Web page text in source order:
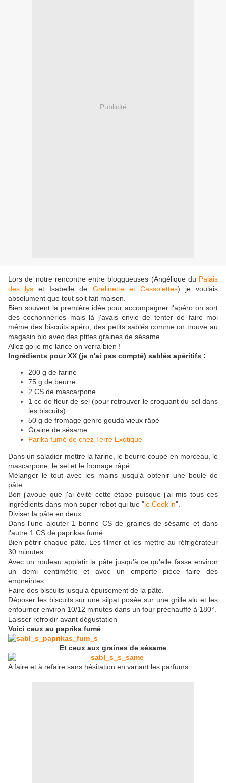
Publicité
Lors de notre rencontre entre bloggueuses (Angélique du Palais
des lys et Isabelle de Grelinette et Cassolettes) je voulais
absolument que tout soit fait maison.
Bien souvent la première idée pour accompagner l'apéro on sort
des cochonneries mais là j'avais envie de tenter de faire moi
même des biscuits apéro, des petits sablés comme on trouve au
magasin bio avec des ptites graines de sésame.
Allez go je me lance on verra bien !
Ingrédients pour XX (je n'ai pas compté) sablés apéritifs :
200 g de farine
75 g de beurre
2 CS de mascarpone
1 cc de fleur de sel (pour retrouver le croquant du sel dans
les biscuits)
50 g de fromage genre gouda vieux râpé
Graine de sésame
Parika fumé de chez Terre Exotique
Dans un saladier mettre la farine, le beurre coupé en morceau, le
mascarpone, le sel et le fromage râpé.
Mélanger le tout avec les mains jusqu'à obtenir une boule de
pâte.
Bon j'avoue que j'ai évité cette étape puisque j'ai mis tous ces
ingrédients dans mon super robot qui tue "le Cook'in".
Diviser la pâte en deux.
Dans l'une ajouter 1 bonne CS de graines de sésame et dans
l'autre 1 CS de paprikas fumé.
Bien pétrir chaque pâte. Les filmer et les mettre au réfrigérateur
30 minutes.
Avec un rouleau applatir la pâte jusqu'à ce qu'elle fasse environ
un demi centimètre et avec un emporte pièce faire des
empreintes.
Faire des biscuits jusqu'à épuisement de la pâte.
Déposer les biscuits sur une silpat posée sur une grille alu et les
enfourner environ 10/12 minutes dans un four préchauffé à 180°.
Laisser refroidir avant dégustation
Voici ceux au paprika fumé
Et ceux aux graines de sésame
A faire et à refaire sans hésitation en variant les parfums.